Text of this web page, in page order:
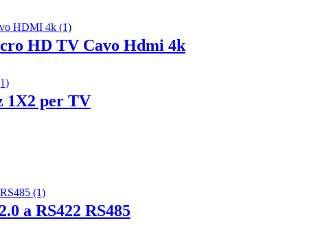
HD TV Cavo Hdmi 4k
1X2 per TV
a RS422 RS485